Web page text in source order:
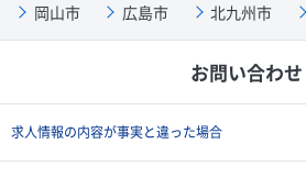
岡山市
広島市 北九州市
お問い合わせ
求人情報の内容が事実と違った場合